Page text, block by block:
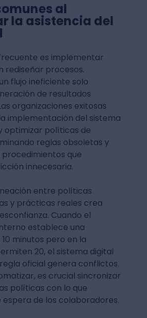
al
la asistencia del
es implementar
rediseñar procesos.
flujo ineficiente solo
de resultados
organizaciones exitosas
implementación del sistema
optimizar políticas de
reglas obsoletas y
que
innecesaria.
entre políticas
y prácticas reales crea
Cuando el
establece una
minutos pero en la
20, el sistema digital
oficial genera conflictos.
es crucial sincronizar
políticas con lo que
de los colaboradores.